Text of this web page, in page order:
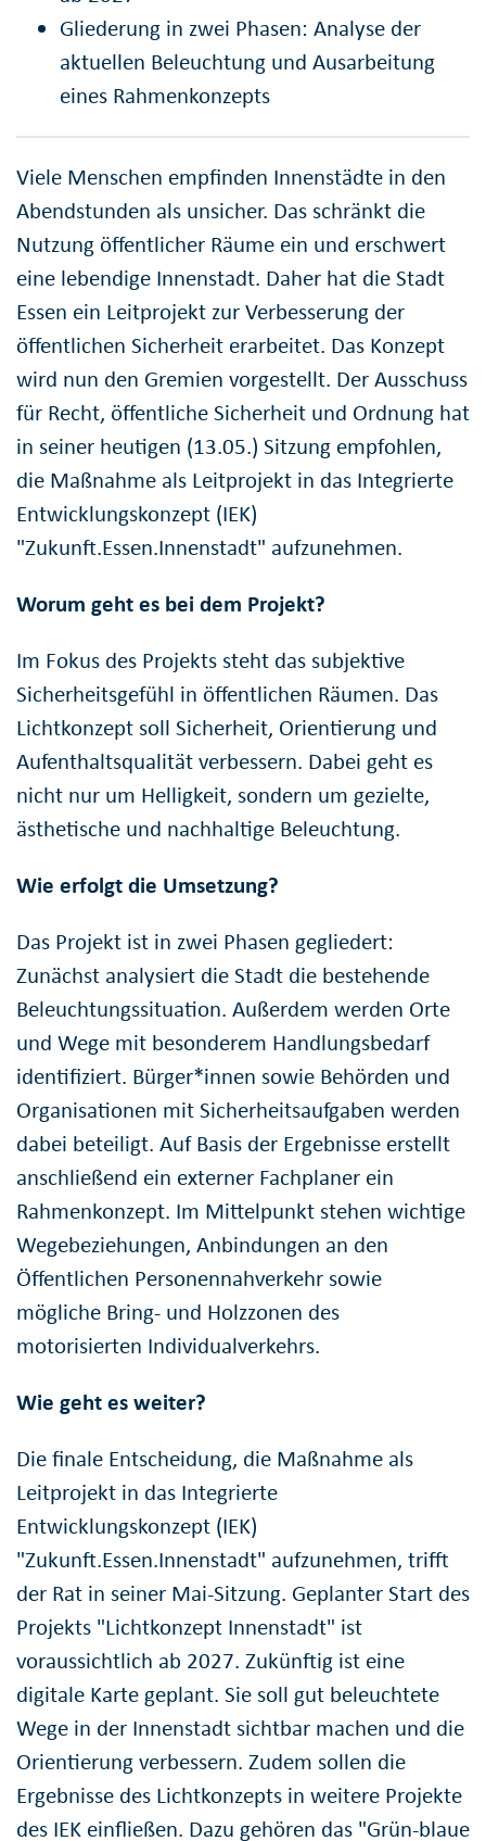
Gliederung in zwei Phasen: Analyse der
aktuellen Beleuchtung und Ausarbeitung
eines Rahmenkonzepts
Viele Menschen empfinden Innenstädte in den
Abendstunden als unsicher. Das schränkt die
Nutzung öffentlicher Räume ein und erschwert
eine lebendige Innenstadt. Daher hat die Stadt
Essen ein Leitprojekt zur Verbesserung der
öffentlichen Sicherheit erarbeitet. Das Konzept
wird nun den Gremien vorgestellt. Der Ausschuss
für Recht, öffentliche Sicherheit und Ordnung hat
in seiner heutigen (13.05.) Sitzung empfohlen,
die Maßnahme als Leitprojekt in das Integrierte
Entwicklungskonzept (IEK)
"Zukunft.Essen.Innenstadt" aufzunehmen.
Worum geht es bei dem Projekt?
Im Fokus des Projekts steht das subjektive
Sicherheitsgefühl in öffentlichen Räumen. Das
Lichtkonzept soll Sicherheit, Orientierung und
Aufenthaltsqualität verbessern. Dabei geht es
nicht nur um Helligkeit, sondern um gezielte,
ästhetische und nachhaltige Beleuchtung.
Wie erfolgt die Umsetzung?
Das Projekt ist in zwei Phasen gegliedert:
Zunächst analysiert die Stadt die bestehende
Beleuchtungssituation. Außerdem werden Orte
und Wege mit besonderem Handlungsbedarf
identifiziert. Bürger*innen sowie Behörden und
Organisationen mit Sicherheitsaufgaben werden
dabei beteiligt. Auf Basis der Ergebnisse erstellt
anschließend ein externer Fachplaner ein
Rahmenkonzept. Im Mittelpunkt stehen wichtige
Wegebeziehungen, Anbindungen an den
Öffentlichen Personennahverkehr sowie
mögliche Bring- und Holzzonen des
motorisierten Individualverkehrs.
Wie geht es weiter?
Die finale Entscheidung, die Maßnahme als
Leitprojekt in das Integrierte
Entwicklungskonzept (IEK)
"Zukunft.Essen.Innenstadt" aufzunehmen, trifft
der Rat in seiner Mai-Sitzung. Geplanter Start des
Projekts "Lichtkonzept Innenstadt" ist
voraussichtlich ab 2027. Zukünftig ist eine
digitale Karte geplant. Sie soll gut beleuchtete
Wege in der Innenstadt sichtbar machen und die
Orientierung verbessern. Zudem sollen die
Ergebnisse des Lichtkonzepts in weitere Projekte
des IEK einfließen. Dazu gehören das "Grün-blaue